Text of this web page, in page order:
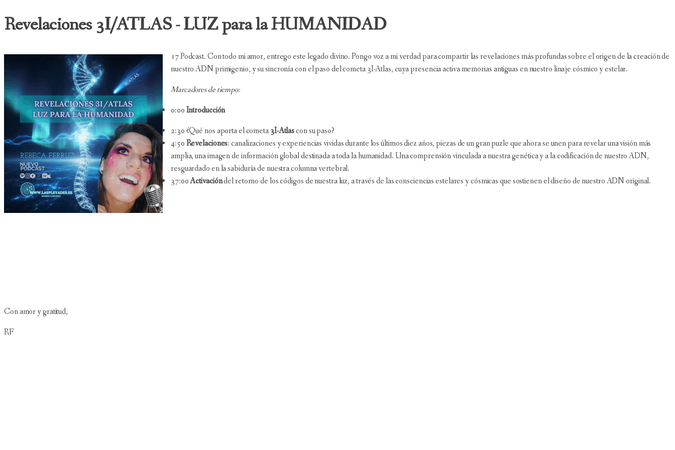
Revelaciones 3I/ATLAS - LUZ para la HUMANIDAD
17 Podcast. Con todo mi amor, entrego este legado divino. Pongo voz a mi verdad para compartir las revelaciones más profundas sobre el origen de la creación de
nuestro ADN primigenio, y su sincronía con el paso del cometa 3I-Atlas, cuya presencia activa memorias antiguas en nuestro linaje cósmico y estelar.
Marcadores de tiempo:
0:00Introducción
2:30 ¿Qué nos aporta el cometa3I-Atlascon su paso?
4:50Revelaciones: canalizaciones y experiencias vividas durante los últimos diez años, piezas de un gran puzle que ahora se unen para revelar una visión más
amplia, una imagen de información global destinada a toda la humanidad. Una comprensión vinculada a nuestra genética y a la codificación de nuestro ADN,
resguardado en la sabiduría de nuestra columna vertebral.
37:00Activacióndel retorno de los códigos de nuestra luz, a través de las consciencias estelares y cósmicas que sostienen el diseño de nuestro ADN original.
Con amor y gratitud,
RF